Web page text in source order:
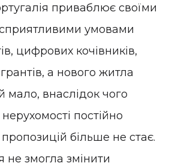
приваблює своїми
умовами
цифрових кочівників,
а нового житла
мало, внаслідок чого
постійно
більше не стає.
не змогла змінити